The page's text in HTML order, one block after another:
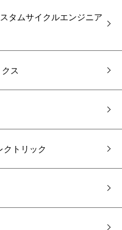
タムサイクルエンジニア
ス
クトリック